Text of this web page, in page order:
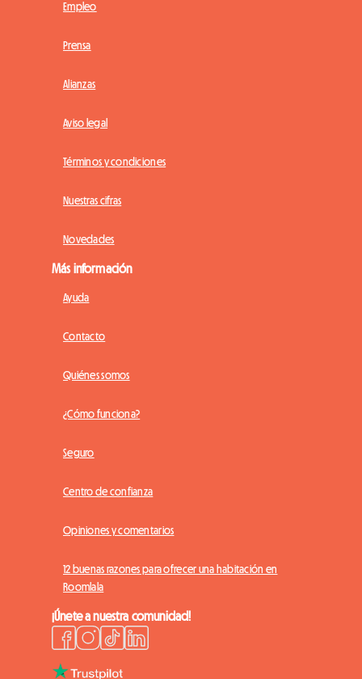
Empleo
Prensa
Alianzas
Aviso legal
Términos y condiciones
Nuestras cifras
Novedades
Más información
Ayuda
Contacto
Quiénes somos
¿Cómo funciona?
Seguro
Centro de confianza
Opiniones y comentarios
12 buenas razones para ofrecer una habitación en
Roomlala
¡Únete a nuestra comunidad!